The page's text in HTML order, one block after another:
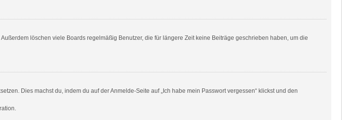
löschen viele Boards regelmäßig Benutzer, die für längere Zeit keine Beiträge geschrieben haben, um die
Dies machst du, indem du auf der Anmelde-Seite auf „Ich habe mein Passwort vergessen“ klickst und den